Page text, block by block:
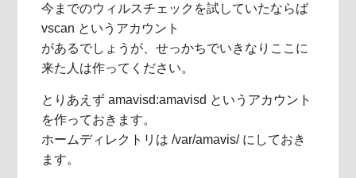
今までのウィルスチェックを試していたならば
vscan というアカウント
があるでしょうが、せっかちでいきなりここに
来た人は作ってください。
とりあえず amavisd:amavisd というアカウント
を作っておきます。
ホームディレクトリは /var/amavis/ にしておき
ます。